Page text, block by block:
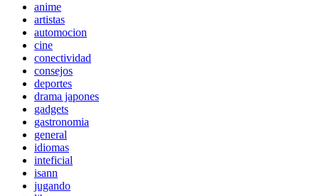
anime
artistas
automocion
cine
conectividad
consejos
deportes
drama japones
gadgets
gastronomia
general
idiomas
inteficial
isann
jugando